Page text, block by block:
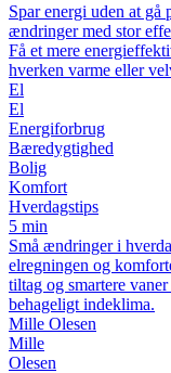
Spar energi uden at gå
ændringer med stor
Få et mere
hverken varme eller
El
El
Energiforbrug
Bæredygtighed
Bolig
Komfort
Hverdagstips
5 min
Små ændringer i
elregningen og
tiltag og smartere
behageligt indeklima.
Mille Olesen
Mille
Olesen